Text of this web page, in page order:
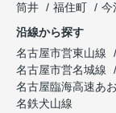
筒井
福住町
今
沿線から探す
名古屋市営東山線
名古屋市営名城線
名古屋臨海高速あ
名鉄犬山線